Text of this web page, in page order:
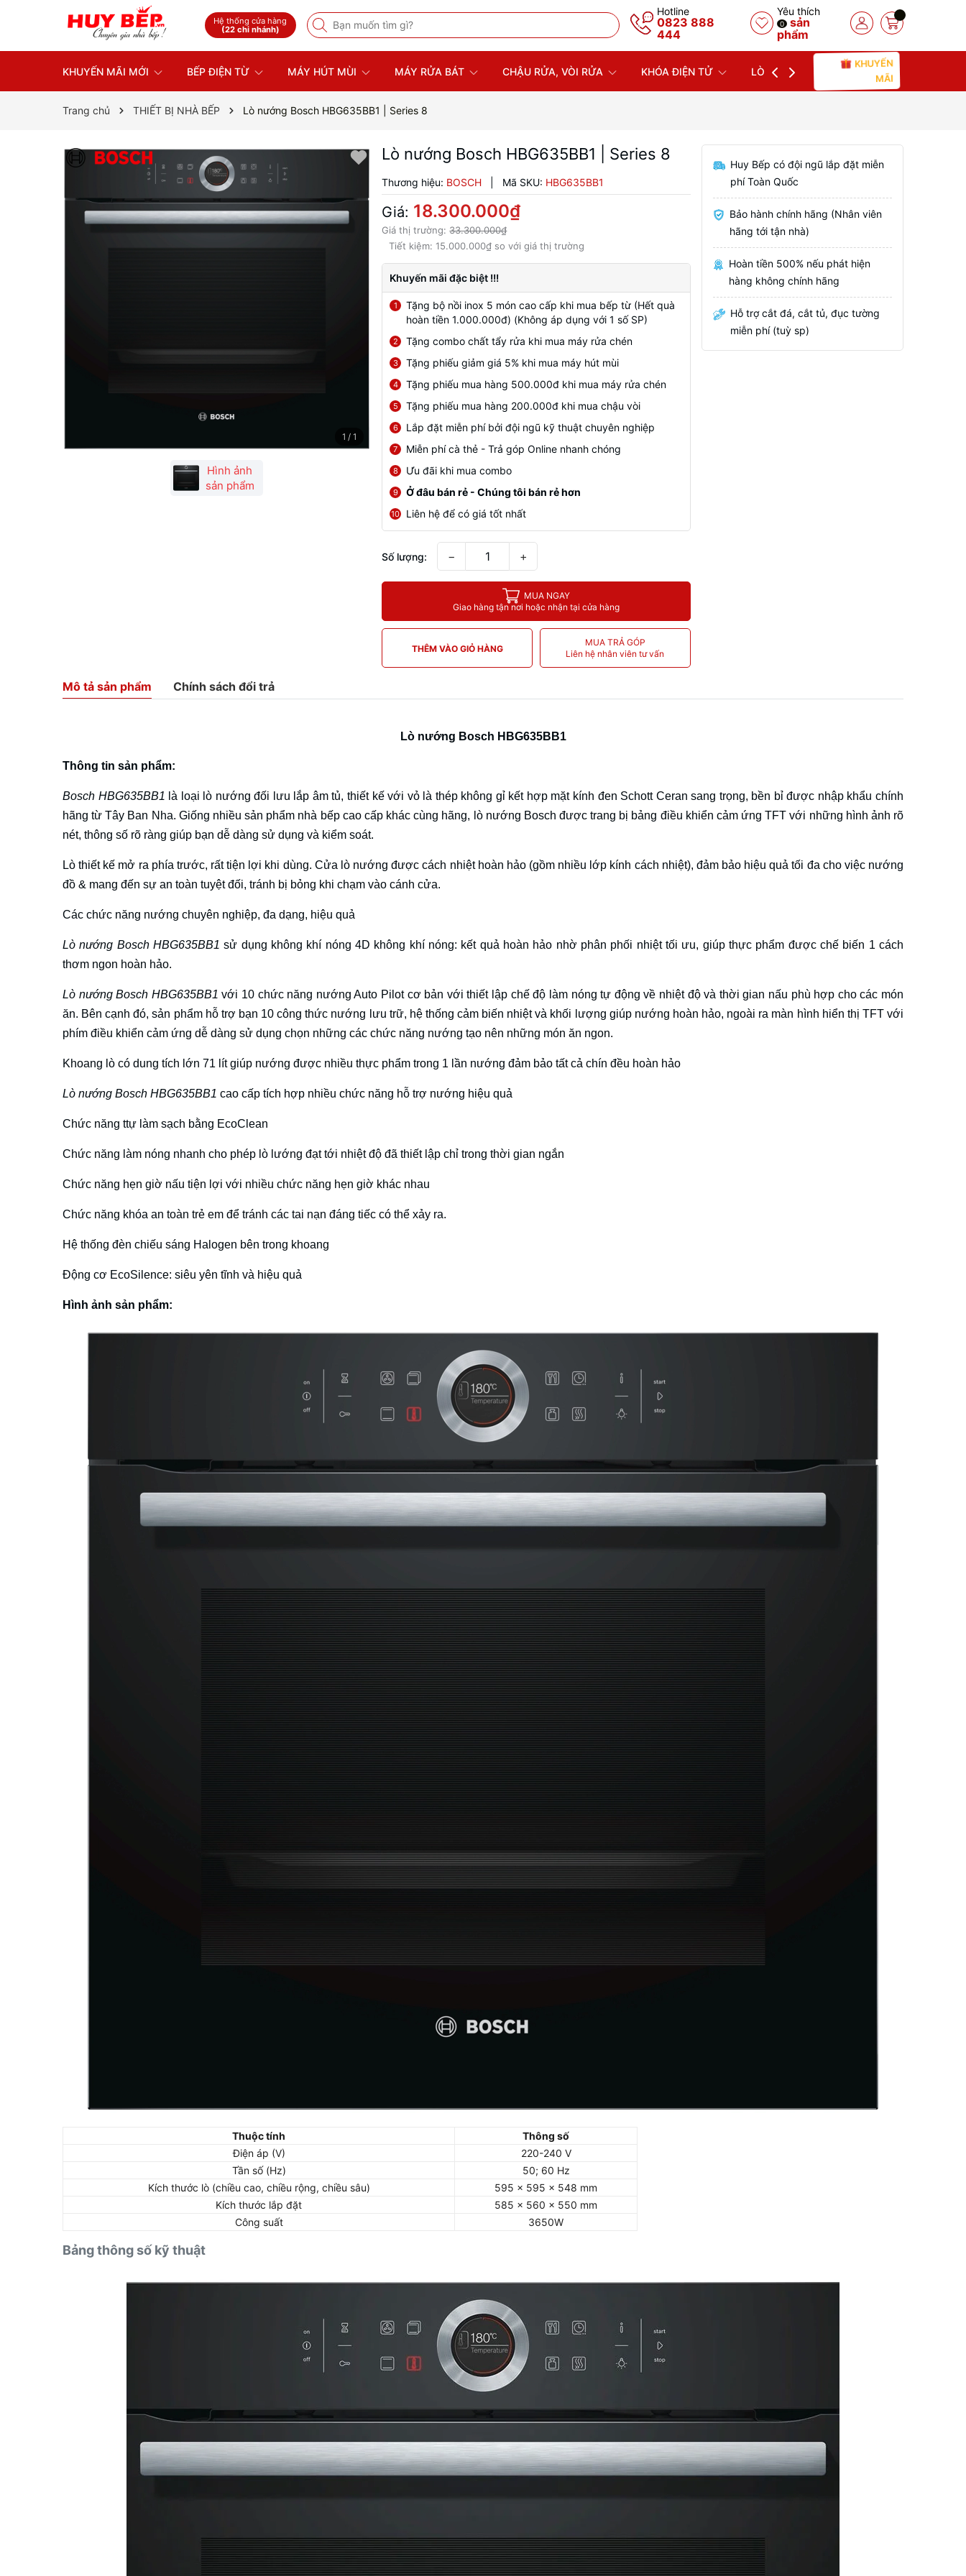
Hệ thống cửa hàng
(22 chi nhánh)
Hotline
0823 888
444
Yêu thích
0
sản
phẩm
KHUYẾN MÃI MỚI BẾP ĐIỆN TỪ MÁY HÚT MÙI MÁY RỬA BÁT CHẬU RỬA, VÒI RỬA KHÓA ĐIỆN TỬ LÒ NƯỚNG LÒ VI SÓNG
KHUYẾN
MÃI
Trang chủ THIẾT BỊ NHÀ BẾP Lò nướng Bosch HBG635BB1 | Series 8
1 /1
Hình ảnh
sản phẩm
Lò nướng Bosch HBG635BB1 | Series 8
Thương hiệu: BOSCH Mã SKU: HBG635BB1
Giá: 18.300.000₫
Giá thị trường:33.300.000₫
Tiết kiệm:15.000.000₫ so với giá thị trường
Khuyến mãi đặc biệt !!!
1
Tặng bộ nồi inox 5 món cao cấp khi mua bếp từ (Hết quà
hoàn tiền 1.000.000đ) (Không áp dụng với 1 số SP)
2 Tặng combo chất tẩy rửa khi mua máy rửa chén
3 Tặng phiếu giảm giá 5% khi mua máy hút mùi
4 Tặng phiếu mua hàng 500.000đ khi mua máy rửa chén
5 Tặng phiếu mua hàng 200.000đ khi mua chậu vòi
6 Lắp đặt miễn phí bởi đội ngũ kỹ thuật chuyên nghiệp
7 Miễn phí cà thẻ - Trả góp Online nhanh chóng
8 Ưu đãi khi mua combo
9 Ở đâu bán rẻ - Chúng tôi bán rẻ hơn
10 Liên hệ để có giá tốt nhất
Số lượng: − +
MUA NGAY
Giao hàng tận nơi hoặc nhận tại cửa hàng
THÊM VÀO GIỎ HÀNG
MUA TRẢ GÓP
Liên hệ nhân viên tư vấn
Huy Bếp có đội ngũ lắp đặt miễn
phí Toàn Quốc
Bảo hành chính hãng (Nhân viên
hãng tới tận nhà)
Hoàn tiền 500% nếu phát hiện
hàng không chính hãng
Hỗ trợ cắt đá, cắt tủ, đục tường
miễn phí (tuỳ sp)
Mô tả sản phẩm Chính sách đổi trả
Lò nướng Bosch HBG635BB1
Thông tin sản phẩm:
Bosch HBG635BB1 là loại lò nướng đối lưu lắp âm tủ, thiết kế với vỏ là thép không gỉ kết hợp mặt kính đen Schott Ceran sang trọng, bền bỉ được nhập khẩu chính
hãng từ Tây Ban Nha. Giống nhiều sản phẩm nhà bếp cao cấp khác cùng hãng, lò nướng Bosch được trang bị bảng điều khiển cảm ứng TFT với những hình ảnh rõ
nét, thông số rõ ràng giúp bạn dễ dàng sử dụng và kiểm soát.
Lò thiết kế mở ra phía trước, rất tiện lợi khi dùng. Cửa lò nướng được cách nhiệt hoàn hảo (gồm nhiều lớp kính cách nhiệt), đảm bảo hiệu quả tối đa cho việc nướng
đồ & mang đến sự an toàn tuyệt đối, tránh bị bỏng khi chạm vào cánh cửa.
Các chức năng nướng chuyên nghiệp, đa dạng, hiệu quả
Lò nướng Bosch HBG635BB1sử dụng không khí nóng 4D không khí nóng: kết quả hoàn hảo nhờ phân phối nhiệt tối ưu, giúp thực phẩm được chế biến 1 cách
thơm ngon hoàn hảo.
Lò nướng Bosch HBG635BB1 với 10 chức năng nướng Auto Pilot cơ bản với thiết lập chế độ làm nóng tự động về nhiệt độ và thời gian nấu phù hợp cho các món
ăn. Bên cạnh đó, sản phẩm hỗ trợ bạn 10 công thức nướng lưu trữ, hệ thống cảm biến nhiệt và khối lượng giúp nướng hoàn hảo, ngoài ra màn hình hiển thị TFT với
phím điều khiển cảm ứng dễ dàng sử dụng chọn những các chức năng nướng tạo nên những món ăn ngon.
Khoang lò có dung tích lớn 71 lít giúp nướng được nhiều thực phẩm trong 1 lần nướng đảm bảo tất cả chín đều hoàn hảo
Lò nướng Bosch HBG635BB1 cao cấp tích hợp nhiều chức năng hỗ trợ nướng hiệu quả
Chức năng ttự làm sạch bằng EcoClean
Chức năng làm nóng nhanh cho phép lò lướng đạt tới nhiệt độ đã thiết lập chỉ trong thời gian ngắn
Chức năng hẹn giờ nấu tiện lợi với nhiều chức năng hẹn giờ khác nhau
Chức năng khóa an toàn trẻ em để tránh các tai nạn đáng tiếc có thể xảy ra.
Hệ thống đèn chiếu sáng Halogen bên trong khoang
Động cơ EcoSilence: siêu yên tĩnh và hiệu quả
Hình ảnh sản phẩm:
Bảng thông số kỹ thuật
Thuộc tính
Thông số
Điện áp (V)
220-240 V
Tần số (Hz)
50; 60 Hz
Kích thước lò (chiều cao, chiều rộng, chiều sâu)
595 x 595 x 548 mm
Kích thước lắp đặt
585 x 560 x 550 mm
Công suất
3650W